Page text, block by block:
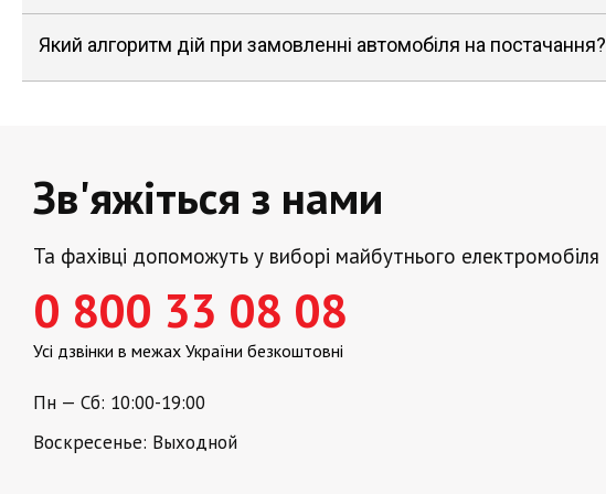
Який алгоритм дій при замовленні автомобіля на постачання?
Зв'яжіться з нами
Та фахівці допоможуть у виборі майбутнього електромобіля
0 800 33 08 08
Усі дзвінки в межах України безкоштовні
Пн — Сб: 10:00-19:00
Воскресенье: Выходной